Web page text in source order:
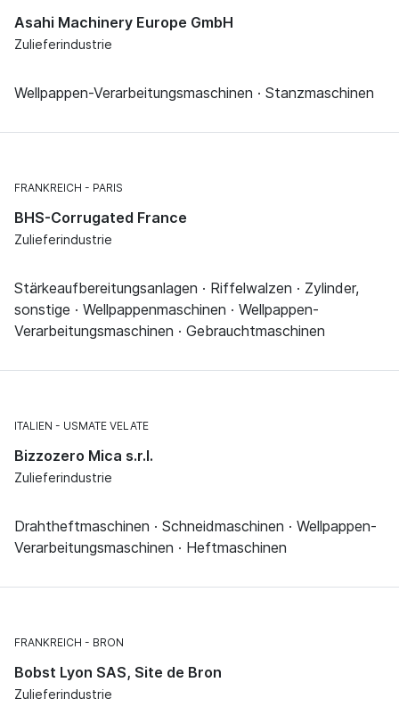
Asahi Machinery Europe GmbH
Zulieferindustrie
Wellpappen-Verarbeitungsmaschinen · Stanzmaschinen
FRANKREICH PARIS
BHS-Corrugated France
Zulieferindustrie
Stärkeaufbereitungsanlagen · Riffelwalzen · Zylinder,
sonstige · Wellpappenmaschinen · Wellpappen-
Verarbeitungsmaschinen · Gebrauchtmaschinen
ITALIEN USMATE VELATE
Bizzozero Mica s.r.l.
Zulieferindustrie
Drahtheftmaschinen · Schneidmaschinen · Wellpappen-
Verarbeitungsmaschinen · Heftmaschinen
FRANKREICH BRON
Bobst Lyon SAS, Site de Bron
Zulieferindustrie